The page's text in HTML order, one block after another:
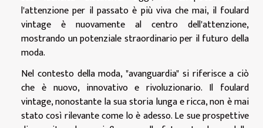
l'attenzione per il passato è più viva che mai, il foulard
vintage è nuovamente al centro dell'attenzione,
mostrando un potenziale straordinario per il futuro della
moda.
Nel contesto della moda, "avanguardia" si riferisce a ciò
che è nuovo, innovativo e rivoluzionario. Il foulard
vintage, nonostante la sua storia lunga e ricca, non è mai
stato così rilevante come lo è adesso. Le sue prospettive